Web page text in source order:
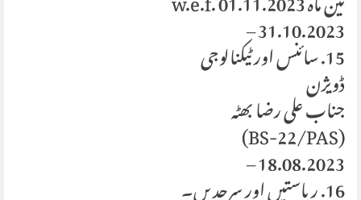
31.10.2023 –
15. سائنس اور ٹیکنالوجی
ڈویژن
جناب علی رضا بھٹہ
(BS-22/PAS)
18.08.2023 –